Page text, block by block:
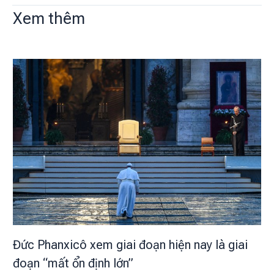
Xem thêm
Đức Phanxicô xem giai đoạn hiện nay là giai
đoạn “mất ổn định lớn”